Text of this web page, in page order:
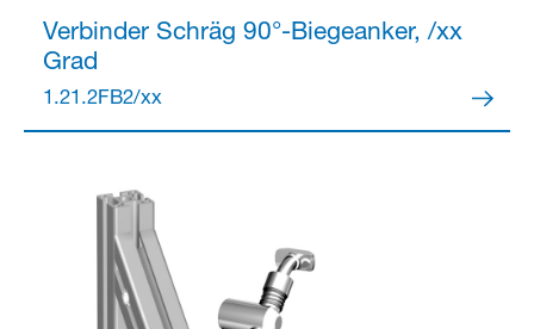
VerbinderSchräg 90°-Biegeanker, /xx
Grad
1.21.2FB2/xx